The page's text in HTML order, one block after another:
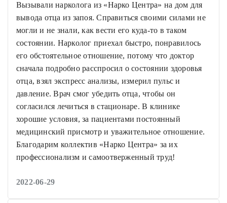
Вызывали нарколога из «Нарко Центра» на дом для
вывода отца из запоя. Справиться своими силами не
могли и не знали, как вести его куда-то в таком
состоянии. Нарколог приехал быстро, понравилось
его обстоятельное отношение, потому что доктор
сначала подробно расспросил о состоянии здоровья
отца, взял экспресс анализы, измерил пульс и
давление. Врач смог убедить отца, чтобы он
согласился лечиться в стационаре. В клинике
хорошие условия, за пациентами постоянный
медицинский присмотр и уважительное отношение.
Благодарим коллектив «Нарко Центра» за их
профессионализм и самоотверженный труд!
2022-06-29